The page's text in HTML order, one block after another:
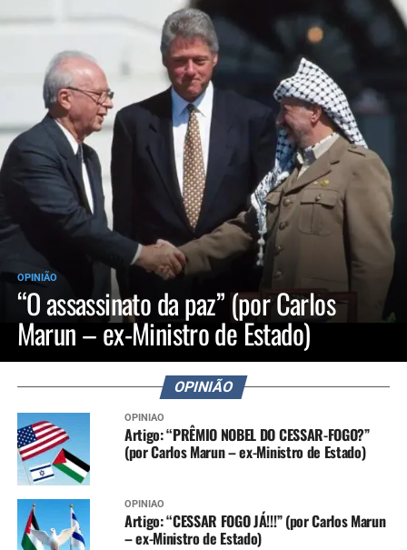
OPINIÃO
“O assassinato da paz” (por Carlos
Marun – ex-Ministro de Estado)
OPINIÃO
OPINIÃO
Artigo: “PRÊMIO NOBEL DO CESSAR-FOGO?”
(por Carlos Marun – ex-Ministro de Estado)
OPINIÃO
Artigo: “CESSAR FOGO JÁ!!!” (por Carlos Marun
– ex-Ministro de Estado)